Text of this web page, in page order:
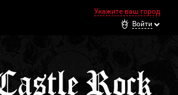
Укажите ваш город
Войти